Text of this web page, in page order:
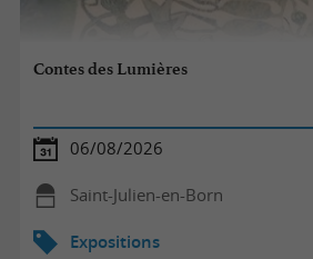
Contes des Lumières
06/08/2026
Saint-Julien-en-Born
Expositions